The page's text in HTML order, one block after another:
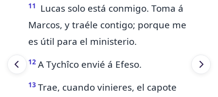
11 Lucas solo está conmigo. Toma á
Marcos, y traéle contigo; porque me
es útil para el ministerio.
12 ATychîco envié á Efeso.
13 Trae, cuando vinieres, el capote